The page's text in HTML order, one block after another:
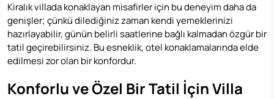
Kiralık villada konaklayan misafirler için bu deneyim daha da
genişler; çünkü dilediğiniz zaman kendi yemeklerinizi
hazırlayabilir, günün belirli saatlerine bağlı kalmadan özgür bir
tatil geçirebilirsiniz. Bu esneklik, otel konaklamalarında elde
edilmesi zor olan bir konfordur.
Konforlu ve Özel Bir Tatil İçin Villa